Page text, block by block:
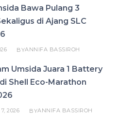
Bawa Pulang 3
di Ajang SLC
BYANNIFA BASSIROH
Umsida Juara 1 Battery
Shell Eco-Marathon
2026 BYANNIFA BASSIROH